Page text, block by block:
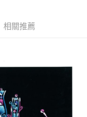
相關推薦